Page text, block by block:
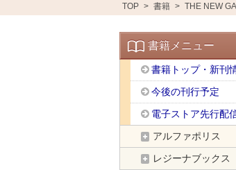
TOP > 書籍 > THE NEW
書籍メニュー
書籍トップ・新刊
今後の刊行予定
電子ストア先行配
アルファポリス
レジーナブックス